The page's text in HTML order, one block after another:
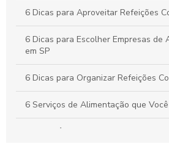
6 Dicas para Aproveitar Refeições
6 Dicas para Escolher Empresas de
em SP
6 Dicas para Organizar Refeições
6 Serviços de Alimentação que
A importância da alimentação